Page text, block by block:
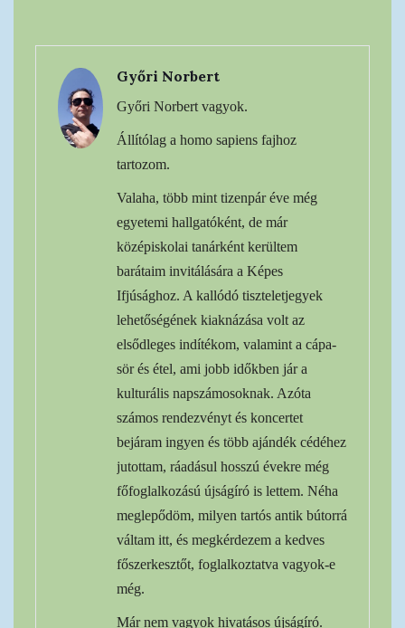
Győri Norbert
Győri Norbert vagyok.
Állítólag a homo sapiens fajhoz
tartozom.
Valaha, több mint tizenpár éve még
egyetemi hallgatóként, de már
középiskolai tanárként kerültem
barátaim invitálására a Képes
Ifjúsághoz. A kallódó tiszteletjegyek
lehetőségének kiaknázása volt az
elsődleges indítékom, valamint a cápa-
sör és étel, ami jobb időkben jár a
kulturális napszámosoknak. Azóta
számos rendezvényt és koncertet
bejáram ingyen és több ajándék cédéhez
jutottam, ráadásul hosszú évekre még
főfoglalkozású újságíró is lettem. Néha
meglepődöm, milyen tartós antik bútorrá
váltam itt, és megkérdezem a kedves
főszerkesztőt, foglalkoztatva vagyok-e
még.
Már nem vagyok hivatásos újságíró.